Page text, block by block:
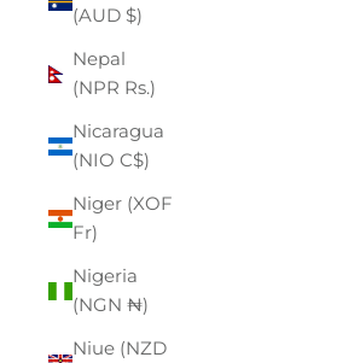
(AUD $)
Nepal
(NPR Rs.)
Nicaragua
(NIO C$)
Niger (XOF
Fr)
Nigeria
(NGN ₦)
Niue (NZD